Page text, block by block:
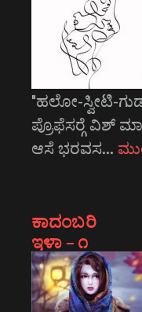
"ಹಲೋ-ಸ್ವೀಟಿ-
ಪ್ರೊಫೆಸರ್‍ಗೆ ವಿಶ್
ಆಸೆ ಭರವಸ…
ಕಾದಂಬರಿ
ಇಳಾ – ೧